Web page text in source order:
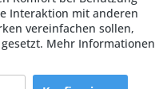
Interaktion mit anderen
vereinfachen sollen,
Mehr Informationen